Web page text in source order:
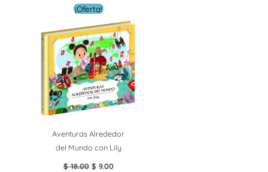
¡Oferta!
Aventuras Alrededor
del Mundo con Lily
$18.00
El
precio
original
era:
$ 18.00.
$ 9.00
actual
es:
$ 9.00.